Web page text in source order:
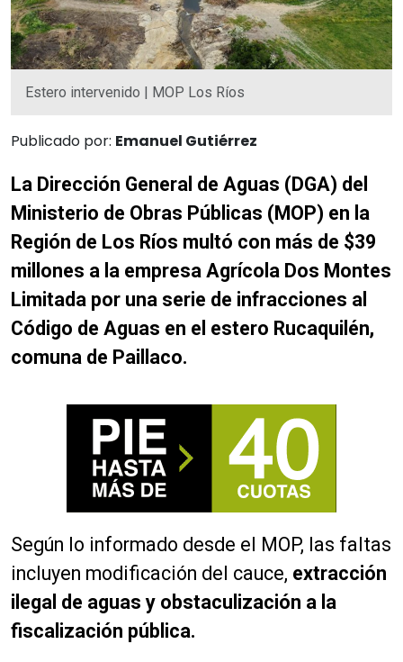
Estero intervenido | MOP Los Ríos
Publicado por: Emanuel Gutiérrez
La Dirección General de Aguas (DGA) del
Ministerio de Obras Públicas (MOP) en la
Región de Los Ríos multó con más de $39
millones a la empresa Agrícola Dos Montes
Limitada por una serie de infracciones al
Código de Aguas en el estero Rucaquilén,
comuna de Paillaco.
Según lo informado desde el MOP, las faltas
incluyen modificación del cauce, extracción
ilegal de aguas y obstaculización a la
fiscalización pública.